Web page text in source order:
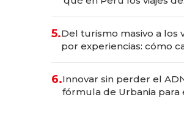
transformadoras
5.Del turismo masivo a los
por experiencias: cómo
6.Innovar sin perder el
fórmula de Urbania para